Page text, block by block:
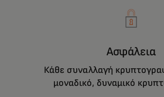
Ασφάλεια
Κάθε συναλλαγή
μοναδικό, δυναμικό